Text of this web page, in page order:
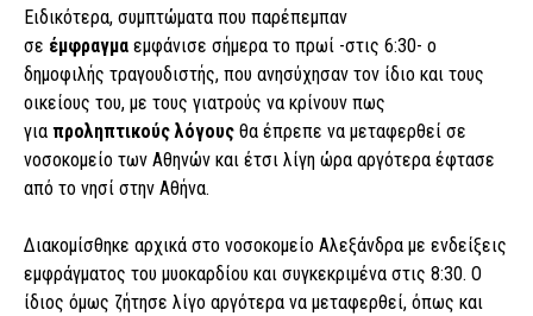
Ειδικότερα, συμπτώματα που παρέπεμπαν
σε έμφραγμα εμφάνισε σήμερα το πρωί -στις 6:30- ο
δημοφιλής τραγουδιστής, που ανησύχησαν τον ίδιο και τους
οικείους του, με τους γιατρούς να κρίνουν πως
για προληπτικούς λόγους θα έπρεπε να μεταφερθεί σε
νοσοκομείο των Αθηνών και έτσι λίγη ώρα αργότερα έφτασε
από το νησί στην Αθήνα.
Διακομίσθηκε αρχικά στο νοσοκομείο Αλεξάνδρα με ενδείξεις
εμφράγματος του μυοκαρδίου και συγκεκριμένα στις 8:30. Ο
ίδιος όμως ζήτησε λίγο αργότερα να μεταφερθεί, όπως και